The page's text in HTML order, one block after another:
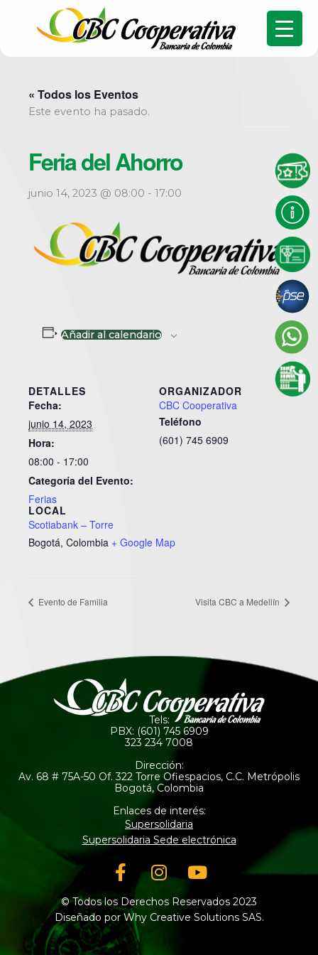
« Todos los Eventos
Este evento ha pasado.
Feria del Ahorro
junio 14, 2023 @ 08:00 - 17:00
Añadir al calendario
DETALLES
Fecha:
junio 14, 2023
Hora:
08:00 - 17:00
Categoría del Evento:
Ferias
LOCAL
Scotiabank – Torre
Bogotá, Colombia + Google Map
ORGANIZADOR
CBC Cooperativa
Teléfono
(601) 745 6909
Evento de Familia Visita CBC a Medellín
Tels:
PBX: (601) 745 6909
323 234 7008
Dirección:
Av. 68 # 75A-50 Of. 322 Torre Ofiespacios, C.C. Metrópolis
Bogotá, Colombia
Enlaces de interés:
Supersolidaria
Supersolidaria Sede electrónica
Facebook-
f
Instagram
Youtube
© Todos los Derechos Reservados 2023
Diseñado por Why Creative Solutions SAS.